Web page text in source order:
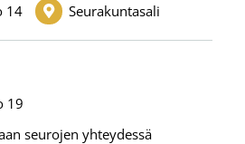
14 Seurakuntasali
19
seurojen yhteydessä